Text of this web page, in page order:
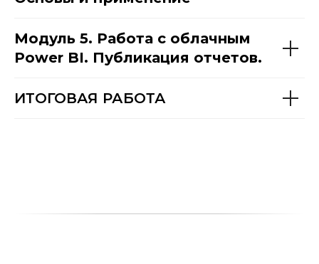
Модуль 5. Работа с облачным
Power BI. Публикация отчетов.
ИТОГОВАЯ РАБОТА